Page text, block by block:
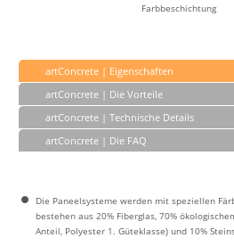
Farbbeschichtung
artConcrete | Eigenschaften
artConcrete | Die Vorteile
artConcrete | Technische Details
artConcrete | Die FAQ
Die Paneelsysteme werden mit speziellen
bestehen aus 20% Fiberglas, 70%
Anteil, Polyester 1. Güteklasse) und 10%